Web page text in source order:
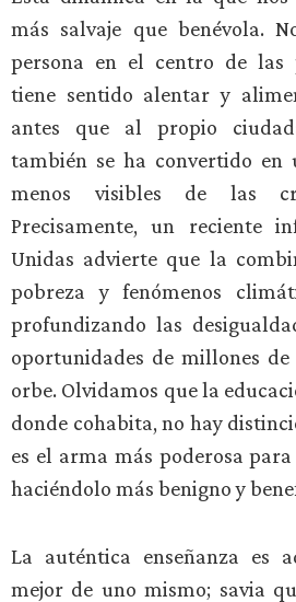
más salvaje que benévola.
persona en el centro de las
tiene sentido alentar y
antes que al propio
también se ha convertido en
menos visibles de las
Precisamente, un reciente
Unidas advierte que la
pobreza y fenómenos
profundizando las
oportunidades de millones
orbe. Olvidamos que la
donde cohabita, no hay
es el arma más poderosa
haciéndolo más benigno y
La auténtica enseñanza es
mejor de uno mismo; savia